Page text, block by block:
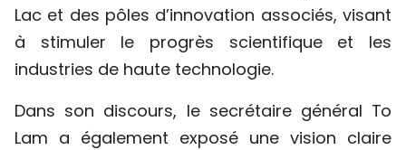
Lac et des pôles d’innovation associés, visant
à stimuler le progrès scientifique et les
industries de haute technologie.
Dans son discours, le secrétaire général To
Lam a également exposé une vision claire